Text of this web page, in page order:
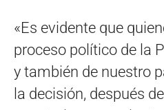
«Es evidente que
proceso político de la
y también de nuestro
la decisión, después